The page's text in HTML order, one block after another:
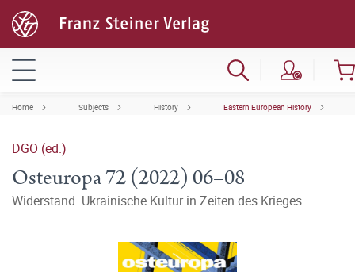
Home Subjects History Eastern European History
DGO (ed.)
Osteuropa 72 (2022) 06–08
Widerstand. Ukrainische Kultur in Zeiten des Krieges